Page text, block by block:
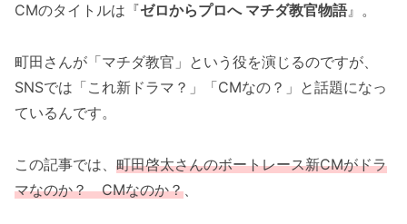
CMのタイトルは『ゼロからプロへ マチダ教官物語』。
町田さんが「マチダ教官」という役を演じるのですが、
SNSでは「これ新ドラマ？」「CMなの？」と話題になっ
ているんです。
この記事では、 町田啓太さんのボートレース新CMがドラ
マなのか？ CMなのか？